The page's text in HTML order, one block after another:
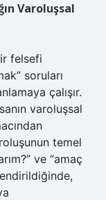
Varoluşsal
felsefi
soruları
çalışır.
varoluşsal
temel
ve “amaç